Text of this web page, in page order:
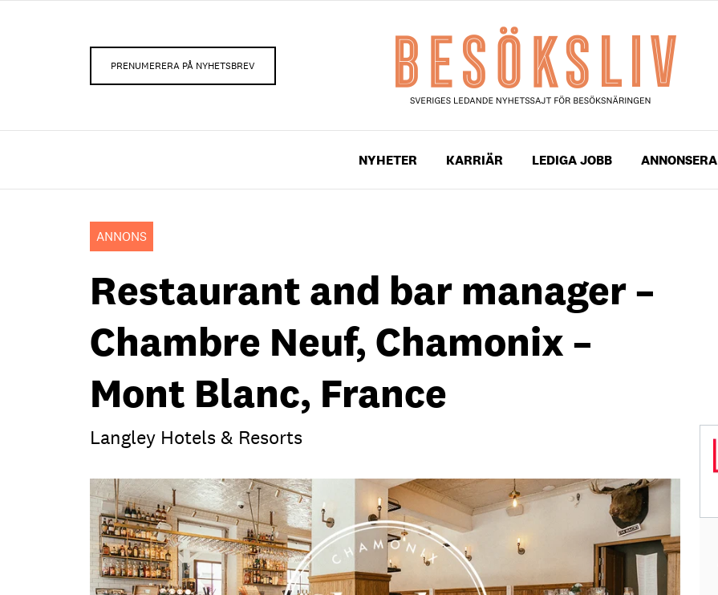
PRENUMERERA PÅ NYHETSBREV
NYHETER KARRIÄR LEDIGA JOBB ANNONSERA
ANNONS
Restaurant and bar manager –
Chambre Neuf, Chamonix –
Mont Blanc, France
Langley Hotels & Resorts